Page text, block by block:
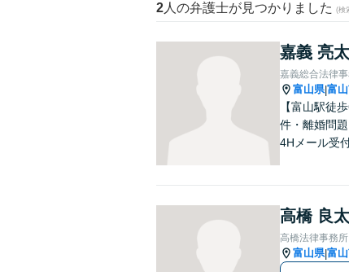
2 人の弁護士が見つかりました (検
嘉義 亮太
嘉義総合法律
富山県|富
【富山駅徒
件・離婚問
4Hメール受付
高橋 良太
高橋法律事務所
富山県|富